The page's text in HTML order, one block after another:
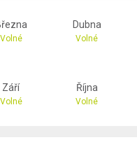
Volné
Dubna
Volné
Září
Volné
Října
Volné